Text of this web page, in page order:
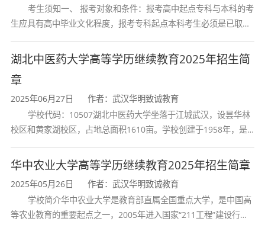
工商管理
高升
5
业 高中起点升本科，语
高升 业 高中起点升本科，语
英语
高升
本
5
业
余
高中起点升本科，语
文、外语...
艺术设计
高升
本
5
业
余
高中起点升本科，语
文、外语
会计学
专升
2.5
业 专科起点升本科，科
考生须知一、 报考对象和条件：报考高中起点专科与本科的考
生应具有高中毕业文化程度，报考专科起点本科考生必须是已取得
构颁发的大学专科毕业证书的人
湖北中医药大学高等学历继续教育2025年招生简
章
2025年06月27日
作者：武汉华明致诚教育
学校代码：10507湖北中医药大学坐落于江城武汉，设昙华林
校区和黄家湖校区，占地总面积1610亩。学校创建于1958年，是
育和最早开办中医研究
华中农业大学高等学历继续教育2025年招生简章
2025年05月26日
作者：武汉华明致诚教育
学校简介华中农业大学是教育部直属全国重点大学，是中国高
等农业教育的重要起点之一，2005年进入国家“211工程”建设行